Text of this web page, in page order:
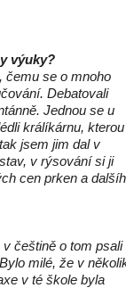
výuky?
čemu se o mnoho
Debatovali
Jednou se u
králíkárnu, kterou
jsem jim dal v
v rýsování si ji
cen prken a
češtině o tom psali
milé, že v
v té škole byla